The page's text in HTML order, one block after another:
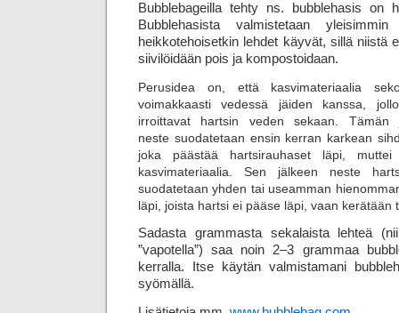
Bubblebageilla tehty ns. bubblehasis on
Bubblehasista valmistetaan
heikkotehoisetkin lehdet käyvät, sillä niistä
siivilöidään pois ja kompostoidaan.
Perusidea on, että kasvimateriaalia
voimakkaasti vedessä jäiden kanssa,
irroittavat hartsin veden sekaan. Tämän
neste suodatetaan ensin kerran karkean
joka päästää hartsirauhaset läpi, muttei
kasvimateriaalia. Sen jälkeen neste
suodatetaan yhden tai useamman
läpi, joista hartsi ei pääse läpi, vaan kerätään
Sadasta grammasta sekalaista lehteä
”vapotella”) saa noin 2–3 grammaa
kerralla. Itse käytän valmistamani
syömällä.